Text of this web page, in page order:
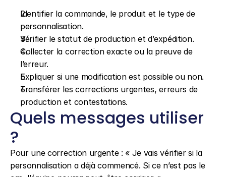
Identifier la commande, le produit et le type de
personnalisation.
Vérifier le statut de production et d’expédition.
Collecter la correction exacte ou la preuve de
l’erreur.
Expliquer si une modification est possible ou non.
Transférer les corrections urgentes, erreurs de
production et contestations.
Quels messages utiliser
?
Pour une correction urgente : « Je vais vérifier si la
personnalisation a déjà commencé. Si ce n’est pas le